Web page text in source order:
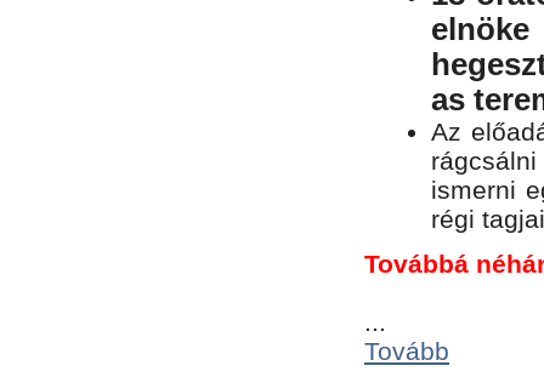
as
Az
ismerni
régi
Továbbá
...
Tovább